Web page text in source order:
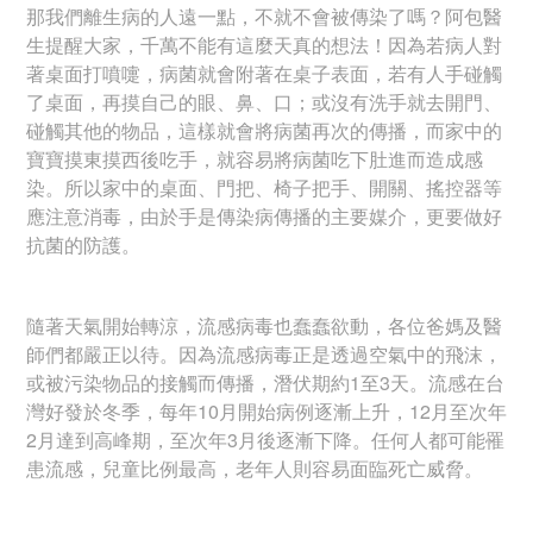
那我們離生病的人遠一點，不就不會被傳染了嗎？阿包醫
生提醒大家，千萬不能有這麼天真的想法！因為若病人對
著桌面打噴嚏，病菌就會附著在桌子表面，若有人手碰觸
了桌面，再摸自己的眼、鼻、口；或沒有洗手就去開門、
碰觸其他的物品，這樣就會將病菌再次的傳播，而家中的
寶寶摸東摸西後吃手，就容易將病菌吃下肚進而造成感
染。所以家中的桌面、門把、椅子把手、開關、搖控器等
應注意消毒，由於手是傳染病傳播的主要媒介，更要做好
抗菌的防護。
隨著天氣開始轉涼，流感病毒也蠢蠢欲動，各位爸媽及醫
師們都嚴正以待。因為流感病毒正是透過空氣中的飛沫，
或被污染物品的接觸而傳播，潛伏期約1至3天。流感在台
灣好發於冬季，每年10月開始病例逐漸上升，12月至次年
2月達到高峰期，至次年3月後逐漸下降。任何人都可能罹
患流感，兒童比例最高，老年人則容易面臨死亡威脅。